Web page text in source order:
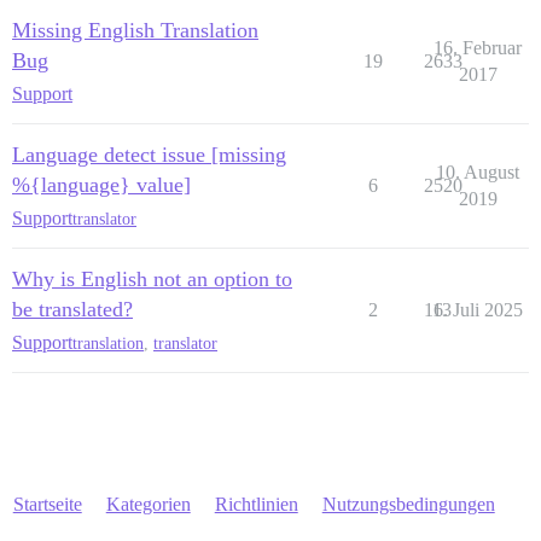
Missing English Translation
Bug
Support
19 2633
16. Februar
2017
Language detect issue [missing
%{language} value]
Supporttranslator
6 2520
10. August
2019
Why is English not an option to
be translated?
Supporttranslation translator
2 113
6. Juli 2025
Startseite Kategorien Richtlinien Nutzungsbedingungen